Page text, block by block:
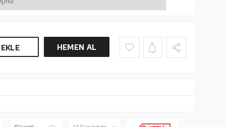
HEMEN AL